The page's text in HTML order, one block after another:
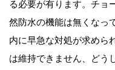
る必要が有ります。チョ
然防水の機能は無くなっ
内に早急な対処が求めら
は維持できません、どう